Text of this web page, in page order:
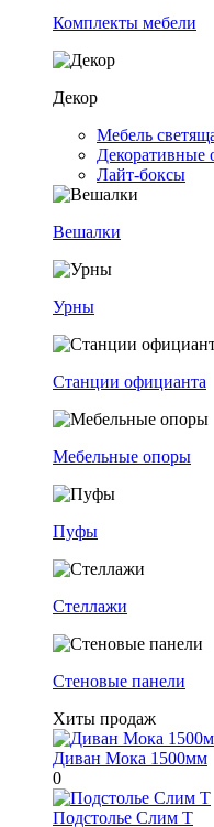
Комплекты мебели
Декор
Мебель
Декоративные
Лайт-боксы
Вешалки
Урны
Станции официанта
Мебельные опоры
Пуфы
Стеллажи
Стеновые панели
Хиты продаж
Диван Мока 1500мм
0
Подстолье Слим Т